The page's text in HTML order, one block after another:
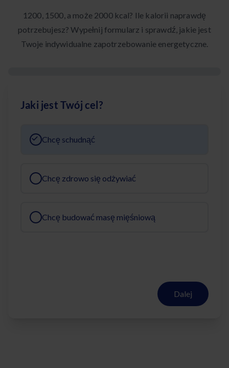
1200, 1500, a może 2000 kcal? Ile kalorii naprawdę
potrzebujesz? Wypełnij formularz i sprawdź, jakie jest
Twoje indywidualne zapotrzebowanie energetyczne.
Jaki jest Twój cel?
Chcę schudnąć
Chcę zdrowo się odżywiać
Chcę budować masę mięśniową
Dalej